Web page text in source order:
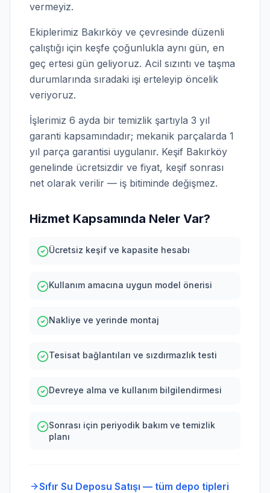
vermeyiz.
Ekiplerimiz Bakırköy ve çevresinde düzenli
çalıştığı için keşfe çoğunlukla aynı gün, en
geç ertesi gün geliyoruz. Acil sızıntı ve taşma
durumlarında sıradaki işi erteleyip öncelik
veriyoruz.
İşlerimiz 6 ayda bir temizlik şartıyla 3 yıl
garanti kapsamındadır; mekanik parçalarda 1
yıl parça garantisi uygulanır. Keşif Bakırköy
genelinde ücretsizdir ve fiyat, keşif sonrası
net olarak verilir — iş bitiminde değişmez.
Hizmet Kapsamında Neler Var?
Ücretsiz keşif ve kapasite hesabı
Kullanım amacına uygun model önerisi
Nakliye ve yerinde montaj
Tesisat bağlantıları ve sızdırmazlık testi
Devreye alma ve kullanım bilgilendirmesi
Sonrası için periyodik bakım ve temizlik
planı
Sıfır Su Deposu Satışı — tüm depo tipleri